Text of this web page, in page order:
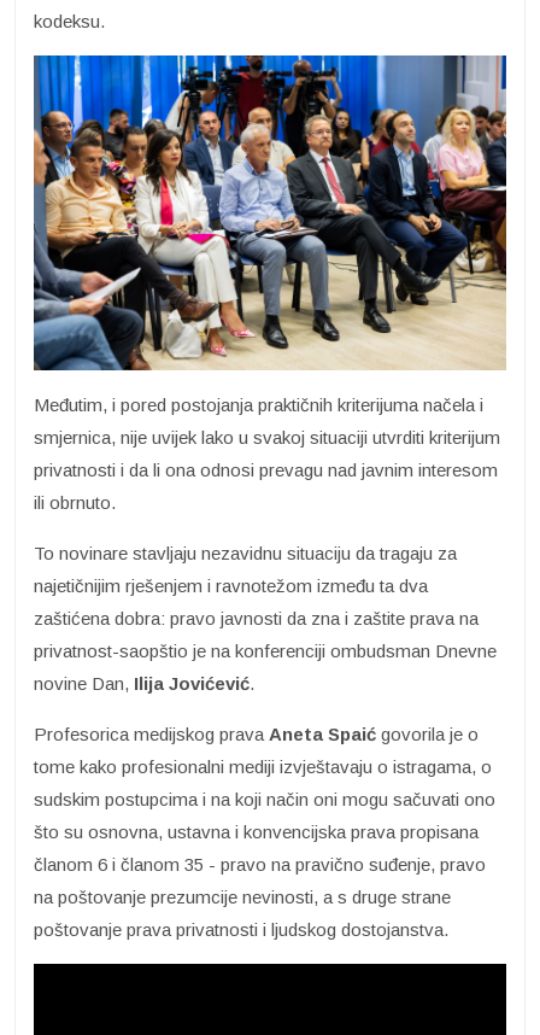
kodeksu.
Međutim, i pored postojanja praktičnih kriterijuma načela i
smjernica, nije uvijek lako u svakoj situaciji utvrditi kriterijum
privatnosti i da li ona odnosi prevagu nad javnim interesom
ili obrnuto.
To novinare stavljaju nezavidnu situaciju da tragaju za
najetičnijim rješenjem i ravnotežom između ta dva
zaštićena dobra: pravo javnosti da zna i zaštite prava na
privatnost-saopštio je na konferenciji ombudsman Dnevne
novine Dan, Ilija Jovićević.
Profesorica medijskog prava Aneta Spaić govorila je o
tome kako profesionalni mediji izvještavaju o istragama, o
sudskim postupcima i na koji način oni mogu sačuvati ono
što su osnovna, ustavna i konvencijska prava propisana
članom 6 i članom 35 - pravo na pravično suđenje, pravo
na poštovanje prezumcije nevinosti, a s druge strane
poštovanje prava privatnosti i ljudskog dostojanstva.